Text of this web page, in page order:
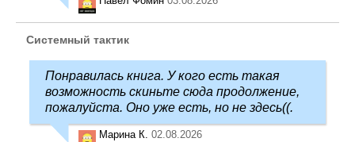
Системный тактик
Понравилась книга. У кого есть такая
возможность скиньте сюда продолжение,
пожалуйста. Оно уже есть, но не здесь((.
Марина К. 02.08.2026